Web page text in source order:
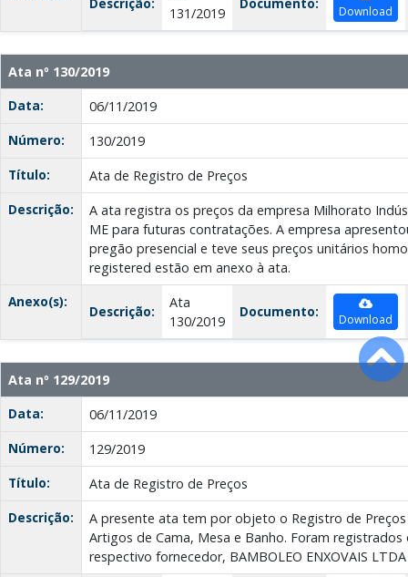
Descrição:
131/2019
Documento: Download
Ata nº 130/2019
Data:
06/11/2019
Número:
130/2019
Título:
Ata de Registro de Preços
Descrição:
A ata registra os preços da empresa Milhorato
ME para futuras contratações. A empresa
pregão presencial e teve seus preços unitários
registered estão em anexo à ata.
Anexo(s):
Descrição:
Ata
130/2019
Documento: Download
Ata nº 129/2019
Data:
06/11/2019
Número:
129/2019
Título:
Ata de Registro de Preços
Descrição:
A presente ata tem por objeto o Registro de
Artigos de Cama, Mesa e Banho. Foram
respectivo fornecedor, BAMBOLEO ENXOVAIS LTDA